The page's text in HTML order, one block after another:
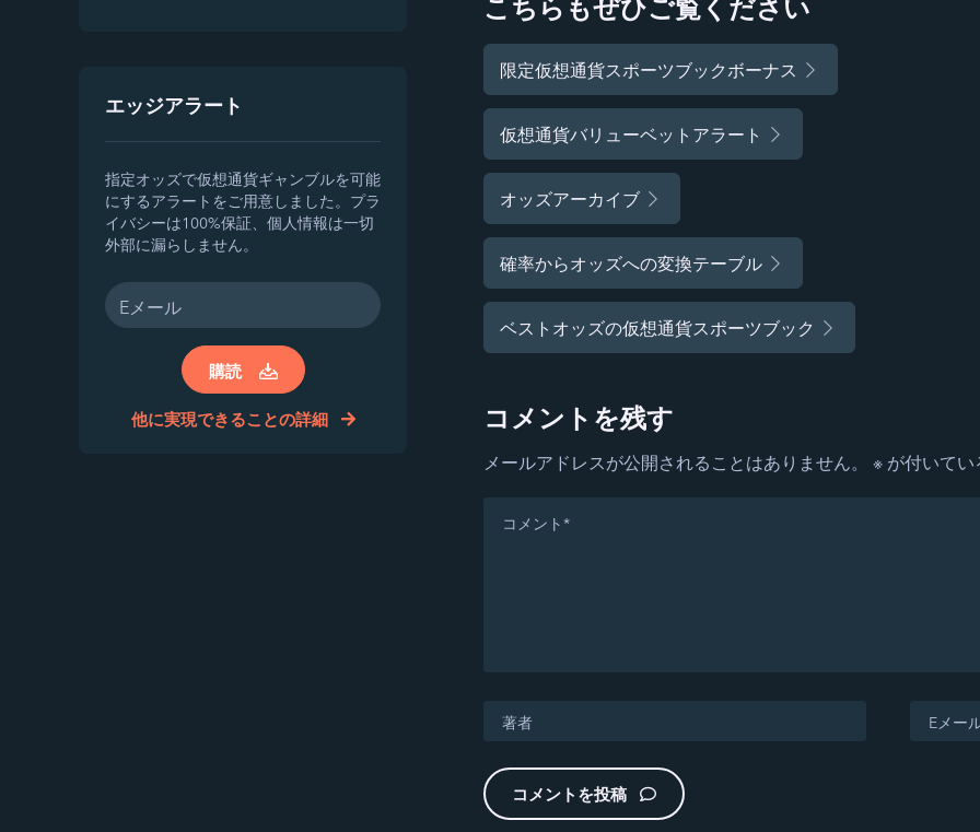
エッジアラート
指定オッズで仮想通貨ギャンブルを可能
にするアラートをご用意しました。プラ
イバシーは100%保証、個人情報は一切
外部に漏らしません。
購読
他に実現できることの詳細
こちらもぜひご覧ください
限定仮想通貨スポーツブックボーナス
仮想通貨バリューベットアラート
オッズアーカイブ
確率からオッズへの変換テーブル
ベストオッズの仮想通貨スポーツブック
コメントを残す
メールアドレスが公開されることはありません。 ※ が付いて
コメントを投稿